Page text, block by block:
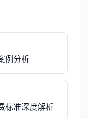
例分析
标准深度解析